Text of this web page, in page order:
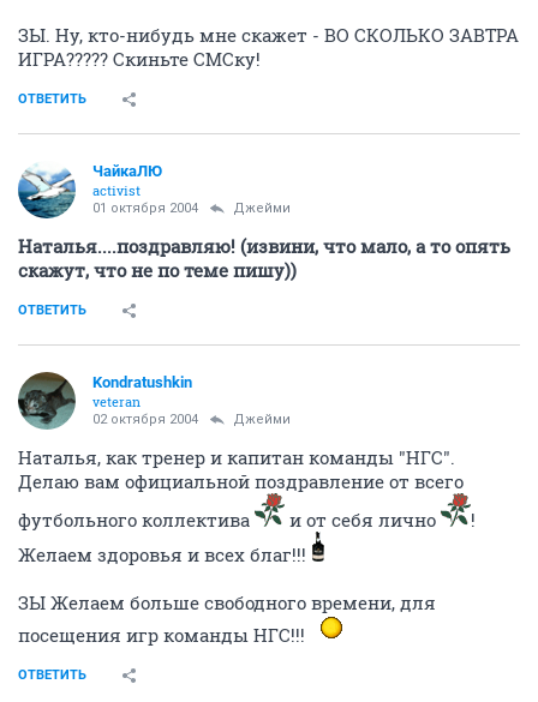
ЗЫ. Ну, кто-нибудь мне скажет - ВО СКОЛЬКО ЗАВТРА
ИГРА????? Скиньте СМСку!
ОТВЕТИТЬ
ЧайкаЛЮ
activist
01 октября 2004 Джейми
Наталья....поздравляю! (извини, что мало, а то опять
скажут, что не по теме пишу))
ОТВЕТИТЬ
Kondratushkin
veteran
02 октября 2004 Джейми
Наталья, как тренер и капитан команды "НГС".
Делаю вам официальной поздравление от всего
футбольного коллектива
и от себя лично
!
Желаем здоровья и всех благ!!!
ЗЫ Желаем больше свободного времени, для
посещения игр команды НГС!!!
ОТВЕТИТЬ